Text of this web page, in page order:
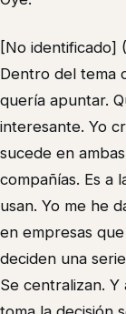
[No identificado]
Dentro del tema
quería apuntar.
interesante. Yo
sucede en
compañías. Es a
usan. Yo me he
en empresas
deciden una
Se centralizan. Y